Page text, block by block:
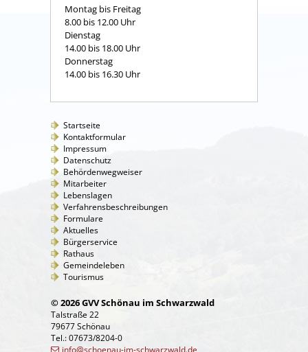
Montag bis Freitag
8.00 bis 12.00 Uhr
Dienstag
14.00 bis 18.00 Uhr
Donnerstag
14.00 bis 16.30 Uhr
Startseite
Kontaktformular
Impressum
Datenschutz
Behördenwegweiser
Mitarbeiter
Lebenslagen
Verfahrensbeschreibungen
Formulare
Aktuelles
Bürgerservice
Rathaus
Gemeindeleben
Tourismus
© 2026 GVV Schönau im Schwarzwald
Talstraße 22
79677 Schönau
Tel.: 07673/8204-0